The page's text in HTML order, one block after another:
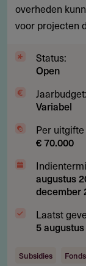
in
de
ruimte
overheden
voor projecten
Status:
Open
Jaarbudget:
Variabel
Per uitgifte
€ 70.000
augustus
december
Laatst
5
Subsidies